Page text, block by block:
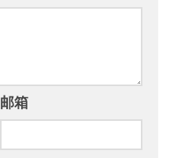
邮箱